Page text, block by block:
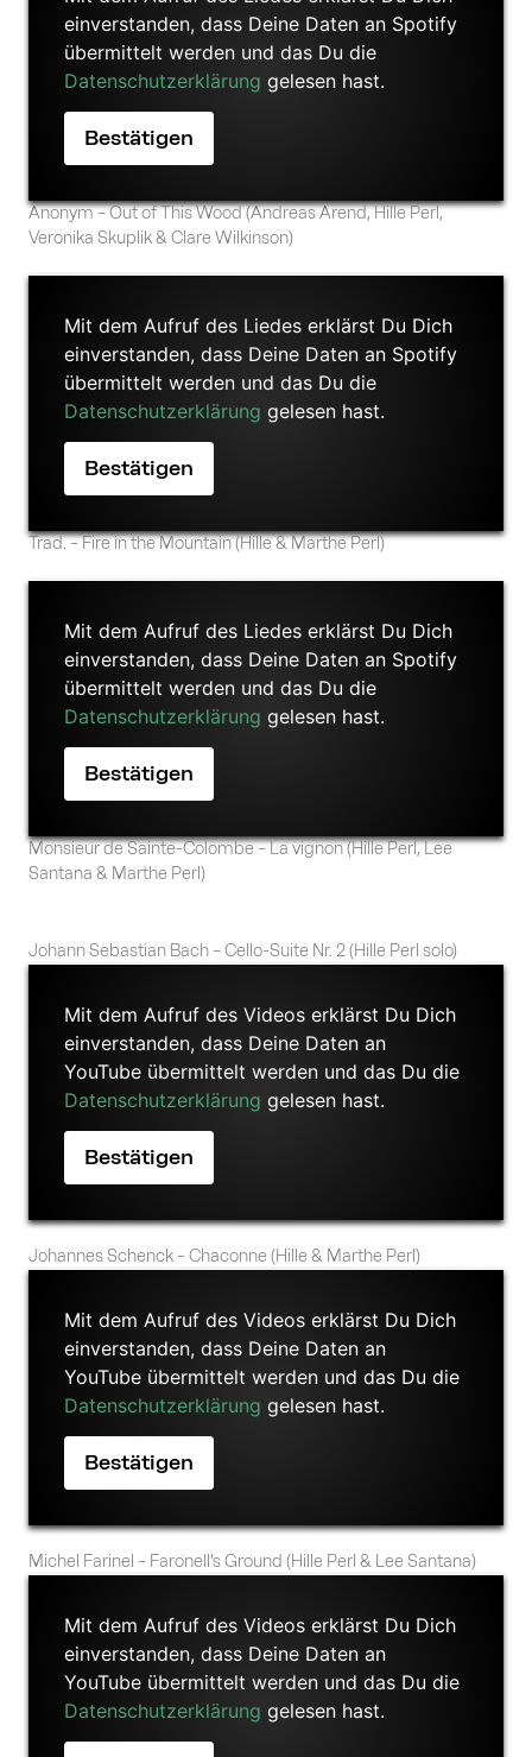
einverstanden, dass Deine Daten an Spotify
übermittelt werden und das Du die
Datenschutzerklärung gelesen hast.
Anonym – Out of This Wood (Andreas Arend, Hille Perl,
Veronika Skuplik & Clare Wilkinson)
Mit dem Aufruf des Liedes erklärst Du Dich
einverstanden, dass Deine Daten an Spotify
übermittelt werden und das Du die
Datenschutzerklärung gelesen hast.
Trad. – Fire in the Mountain (Hille & Marthe Perl)
Mit dem Aufruf des Liedes erklärst Du Dich
einverstanden, dass Deine Daten an Spotify
übermittelt werden und das Du die
Datenschutzerklärung gelesen hast.
Monsieur de Sainte-Colombe – La vignon (Hille Perl, Lee
Santana & Marthe Perl)
Johann Sebastian Bach – Cello-Suite Nr. 2 (Hille Perl solo)
Mit dem Aufruf des Videos erklärst Du Dich
einverstanden, dass Deine Daten an
YouTube übermittelt werden und das Du die
Datenschutzerklärung gelesen hast.
Johannes Schenck – Chaconne (Hille & Marthe Perl)
Mit dem Aufruf des Videos erklärst Du Dich
einverstanden, dass Deine Daten an
YouTube übermittelt werden und das Du die
Datenschutzerklärung gelesen hast.
Michel Farinel – Faronell’s Ground (Hille Perl & Lee Santana)
Mit dem Aufruf des Videos erklärst Du Dich
einverstanden, dass Deine Daten an
YouTube übermittelt werden und das Du die
Datenschutzerklärung gelesen hast.